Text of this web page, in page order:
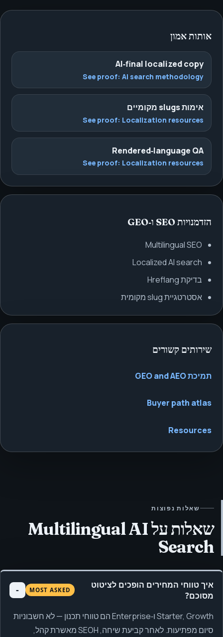
אותות אמון
AI‑final localized copy
See proof:AI search methodology
אימות slugs מקומיים
See proof: Localization resources
Rendered‑language QA
See proof: Localization resources
הזדמנויות SEO ו‑GEO
Multilingual SEO
Localized AI search
בדיקת Hreflang
אסטרטגיית slug מקומית
שירותים קשורים
תמיכת GEO and AEO
Buyer path atlas
Resources
שאלות נפוצות
שאלות על Multilingual AI
Search
איך טווחי המחירים הופכים לציטוט
מסוכם?
MOST ASKED
Starter, Growth ו‑Enterprise הם טווחי תכנון — לא חשבוניות
סיום מפתיעות. לאחר קביעת שיחה, SEOH מאשרת קהל,